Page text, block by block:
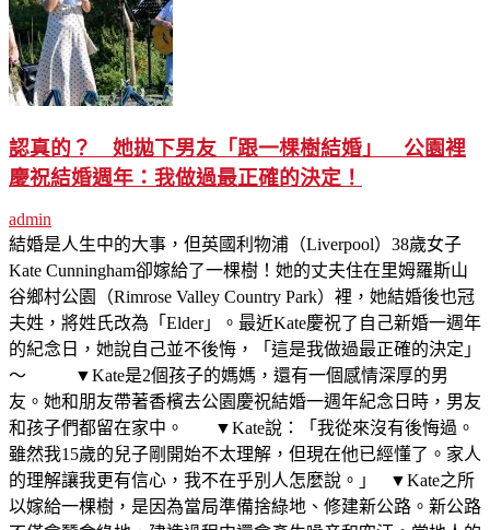
認真的？ 她拋下男友「跟一棵樹結婚」 公園裡
慶祝結婚週年：我做過最正確的決定！
admin
結婚是人生中的大事，但英國利物浦（Liverpool）38歲女子
Kate Cunningham卻嫁給了一棵樹！她的丈夫住在里姆羅斯山
谷鄉村公園（Rimrose Valley Country Park）裡，她結婚後也冠
夫姓，將姓氏改為「Elder」。最近Kate慶祝了自己新婚一週年
的紀念日，她說自己並不後悔，「這是我做過最正確的決定」
～ ▼Kate是2個孩子的媽媽，還有一個感情深厚的男
友。她和朋友帶著香檳去公園慶祝結婚一週年紀念日時，男友
和孩子們都留在家中。 ▼Kate說：「我從來沒有後悔過。
雖然我15歲的兒子剛開始不太理解，但現在他已經懂了。家人
的理解讓我更有信心，我不在乎別人怎麼說。」 ▼Kate之所
以嫁給一棵樹，是因為當局準備捨綠地、修建新公路。新公路